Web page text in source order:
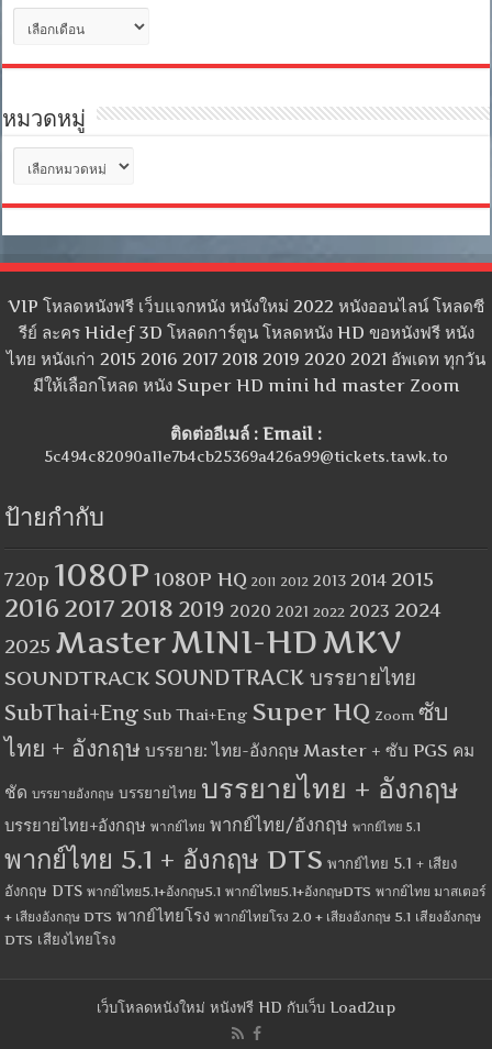
เก็บ
หมวดหมู่
หมู่
VIP โหลดหนังฟรี เว็บแจกหนัง หนังใหม่ 2022 หนังออนไลน์ โหลดซี
รีย์ ละคร Hidef 3D โหลดการ์ตูน โหลดหนัง HD ขอหนังฟรี หนัง
ไทย หนังเก่า 2015 2016 2017 2018 2019 2020 2021 อัพเดท ทุกวัน
มีให้เลือกโหลด หนัง Super HD mini hd master Zoom
ติดต่ออีเมล์ : Email :
5c494c82090a11e7b4cb25369a426a99@tickets.tawk.to
ป้ายกำกับ
720p 1080P 1080P HQ 2011 2012 2013 2014 2015
2016 2017 2018 2019 2020 2021 2022 2023 2024
2025 MasterMINI-HDMKV
SOUNDTRACK SOUNDTRACK บรรยายไทย
SubThai+Eng Sub Thai+Eng Super HQ Zoom ซับ
ไทย + อังกฤษ บรรยาย: ไทย-อังกฤษ Master + ซับ PGS คม
ชัด บรรยายอังกฤษ บรรยายไทย บรรยายไทย + อังกฤษ
บรรยายไทย+อังกฤษ พากย์ไทย พากย์ไทย/อังกฤษ พากย์ไทย 5.1
พากย์ไทย 5.1 + อังกฤษ DTS พากย์ไทย 5.1 + เสียง
อังกฤษ DTS พากย์ไทย5.1+อังกฤษ5.1 พากย์ไทย5.1+อังกฤษDTS พากย์ไทย มาสเตอร์
+ เสียงอังกฤษ DTS พากย์ไทยโรง พากย์ไทยโรง 2.0 + เสียงอังกฤษ 5.1 เสียงอังกฤษ
DTS เสียงไทยโรง
เว็บโหลดหนังใหม่ หนังฟรี HD กับเว็บ Load2up